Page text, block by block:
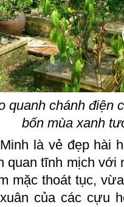
quanh chánh điện
bốn mùa xanh
là vẻ đẹp hài
quan tĩnh mịch
mặc thoát tục,
của các cựu